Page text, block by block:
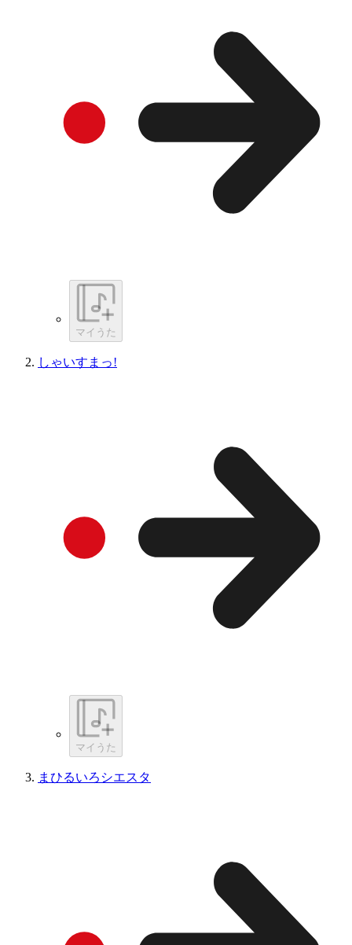
マイうた
しゃいすまっ!
マイうた
まひるいろシエスタ